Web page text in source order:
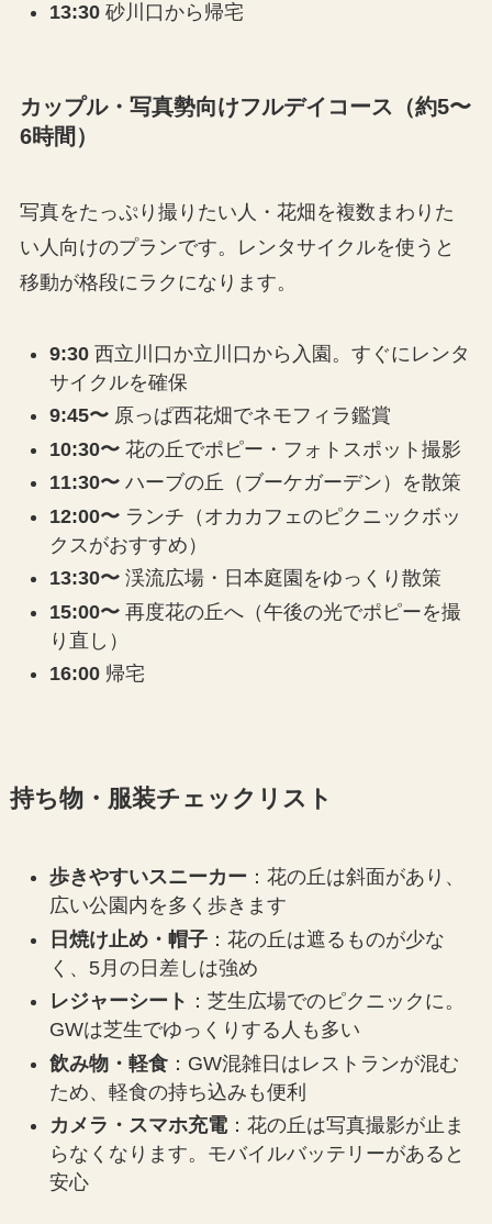
13:30砂川口から帰宅
カップル・写真勢向けフルデイコース（約5〜
6時間）
写真をたっぷり撮りたい人・花畑を複数まわりた
い人向けのプランです。レンタサイクルを使うと
移動が格段にラクになります。
9:30西立川口か立川口から入園。すぐにレンタ
サイクルを確保
9:45〜原っぱ西花畑でネモフィラ鑑賞
10:30〜花の丘でポピー・フォトスポット撮影
11:30〜ハーブの丘（ブーケガーデン）を散策
12:00〜ランチ（オカカフェのピクニックボッ
クスがおすすめ）
13:30〜渓流広場・日本庭園をゆっくり散策
15:00〜再度花の丘へ（午後の光でポピーを撮
り直し）
16:00帰宅
持ち物・服装チェックリスト
歩きやすいスニーカー ：花の丘は斜面があり、
広い公園内を多く歩きます
日焼け止め・帽子：花の丘は遮るものが少な
く、5月の日差しは強め
レジャーシート ：芝生広場でのピクニックに。
GWは芝生でゆっくりする人も多い
飲み物・軽食：GW混雑日はレストランが混む
ため、軽食の持ち込みも便利
カメラ・スマホ充電：花の丘は写真撮影が止ま
らなくなります。モバイルバッテリーがあると
安心